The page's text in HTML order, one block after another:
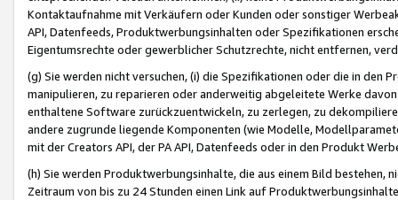
Kontaktaufnahme mit Verkäufern oder Kunden oder sonstiger
API, Datenfeeds, Produktwerbungsinhalten oder Spezifikationen
Eigentumsrechte oder gewerblicher Schutzrechte, nicht entfernen,
(g) Sie werden nicht versuchen, (i) die Spezifikationen oder die in
manipulieren, zu reparieren oder anderweitig abgeleitete Werke
enthaltene Software zurückzuentwickeln, zu zerlegen, zu
andere zugrunde liegende Komponenten (wie Modelle,
mit der Creators API, der PA API, Datenfeeds oder in den Produkt
(h) Sie werden Produktwerbungsinhalte, die aus einem Bild bestehen,
Zeitraum von bis zu 24 Stunden einen Link auf